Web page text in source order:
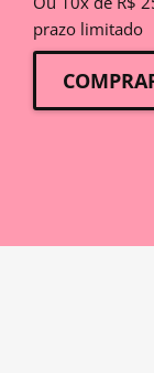
prazo limitado